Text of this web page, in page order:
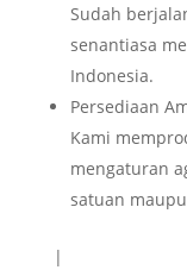
Sudah
senantiasa
Indonesia.
Persediaan
Kami
mengaturan
satuan
|